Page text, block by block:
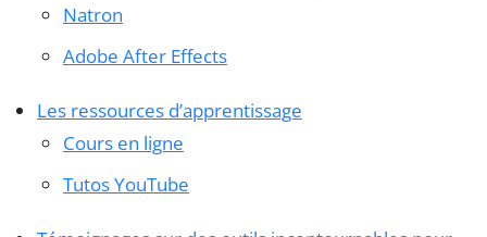
Natron
Adobe After Effects
Les ressources d’apprentissage
Cours en ligne
Tutos YouTube